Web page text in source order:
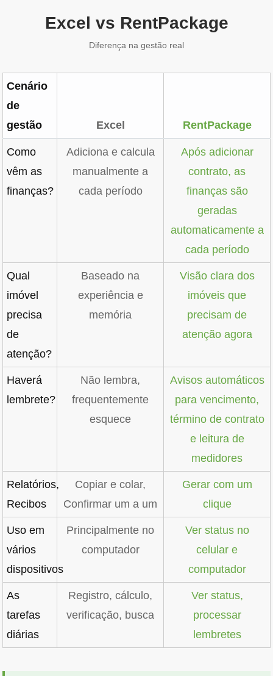
Excel vs RentPackage
Diferença na gestão real
Cenário
de
gestão
Excel RentPackage
Como
vêm as
finanças?
Adiciona e calcula
manualmente a
cada período
Após adicionar
contrato, as
finanças são
geradas
automaticamente a
cada período
Qual
imóvel
precisa
de
atenção?
Baseado na
experiência e
memória
Visão clara dos
imóveis que
precisam de
atenção agora
Haverá
lembrete?
Não lembra,
frequentemente
esquece
Avisos automáticos
para vencimento,
término de contrato
e leitura de
medidores
Relatórios,
Recibos
Copiar e colar,
Confirmar um a um
Gerar com um
clique
Uso em
vários
dispositivos
Principalmente no
computador
Ver status no
celular e
computador
As
tarefas
diárias
Registro, cálculo,
verificação, busca
Ver status,
processar
lembretes